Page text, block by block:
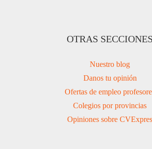
OTRAS SECCIONES
Nuestro blog
Danos tu opinión
Ofertas de empleo
Colegios por provincias
Opiniones sobre CVExpres